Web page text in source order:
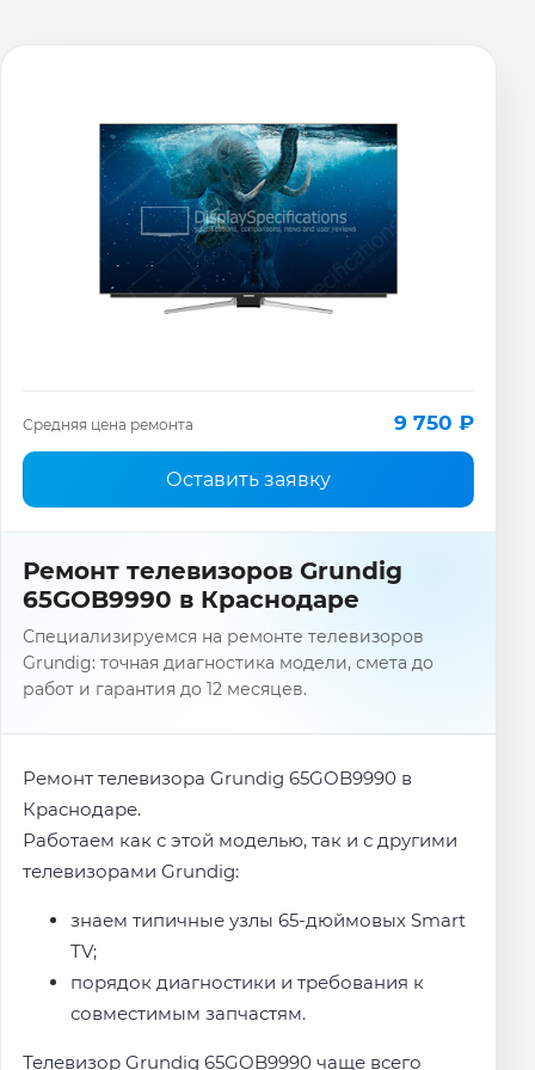
Средняя цена ремонта 9 750 ₽
Оставить заявку
Ремонт телевизоров Grundig
65GOB9990 в Краснодаре
Специализируемся на ремонте телевизоров
Grundig: точная диагностика модели, смета до
работ и гарантия до 12 месяцев.
Ремонт телевизора Grundig 65GOB9990 в
Краснодаре.
Работаем как с этой моделью, так и с другими
телевизорами Grundig:
знаем типичные узлы 65-дюймовых Smart
TV;
порядок диагностики и требования к
совместимым запчастям.
Телевизор Grundig 65GOB9990 чаще всего